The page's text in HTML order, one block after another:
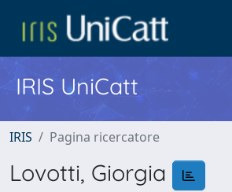
IRIS UniCatt
IRIS Pagina ricercatore
Lovotti, Giorgia